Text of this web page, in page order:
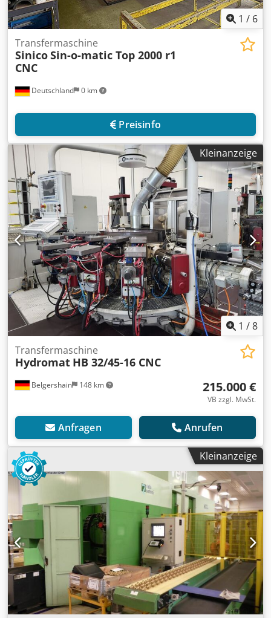
1 / 6
Deutschland 0 km
Transfermaschine
SinicoSin-o-matic Top 2000 r1
CNC
Preisinfo
Kleinanzeige
1 /8
Belgershain 148 km
Transfermaschine
Hydromat HB 32/45-16 CNC
215.000 €
VB zzgl. MwSt.
Anfragen Anrufen
Kleinanzeige